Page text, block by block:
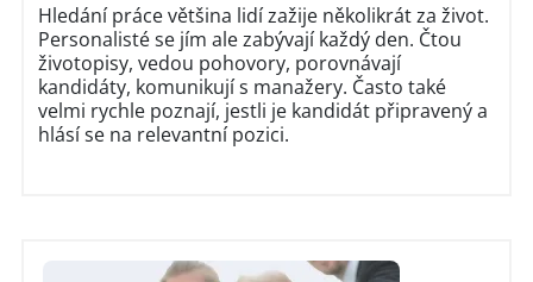
Hledání práce většina lidí zažije několikrát za život.
Personalisté se jím ale zabývají každý den. Čtou
životopisy, vedou pohovory, porovnávají
kandidáty, komunikují s manažery. Často také
velmi rychle poznají, jestli je kandidát připravený a
hlásí se na relevantní pozici.